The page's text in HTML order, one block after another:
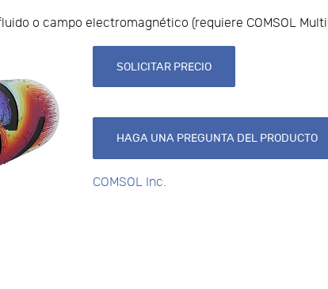
o campo electromagnético (requiere COMSOL
SOLICITAR PRECIO
HAGA UNA PREGUNTA DEL PRODUCTO
COMSOL Inc.